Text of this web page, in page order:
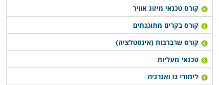
קורס טכנאי מיזוג אוויר
קורס בקרים מתוכנתים
קורס שרברבות (אינסטלציה)
טכנאי מעליות
לימודי גז ואנרגיה